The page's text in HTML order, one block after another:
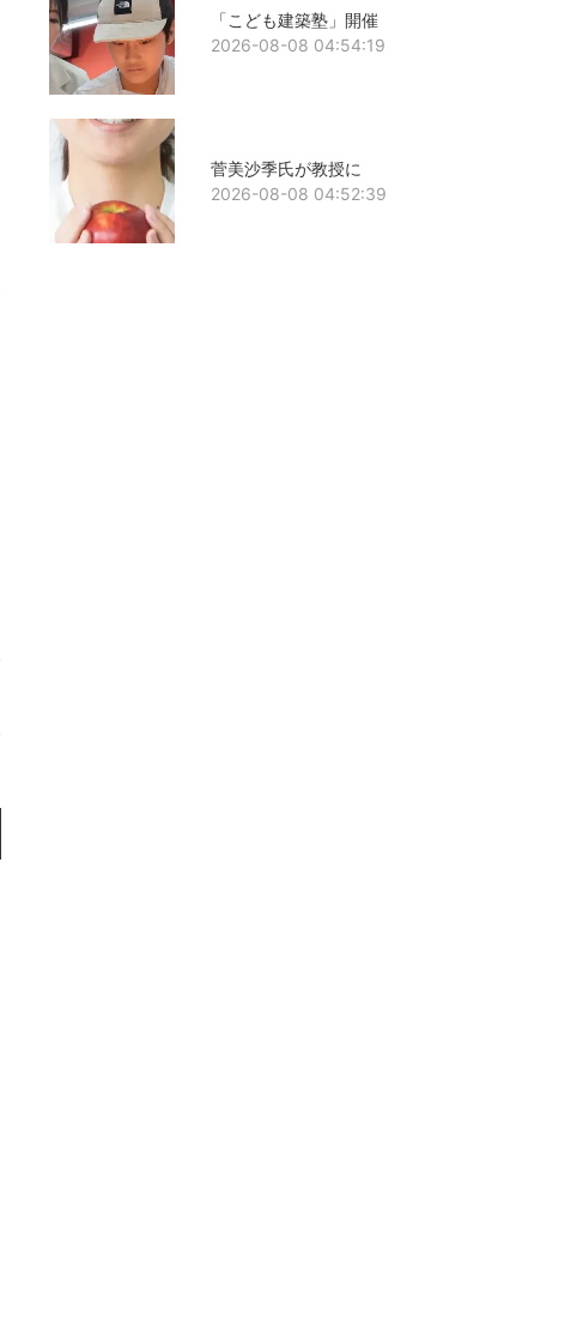
「こども建築塾」開催
2026-08-08 04:54:19
菅美沙季氏が教授に
2026-08-08 04:52:39